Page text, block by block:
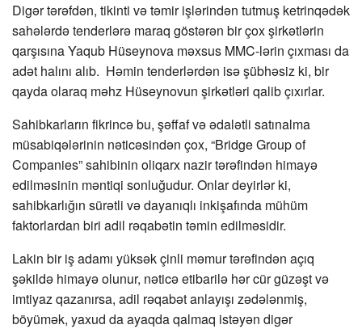
Digər tərəfdən, tikinti və təmir işlərindən tutmuş ketrinqədək
sahələrdə tenderlərə maraq göstərən bir çox şirkətlərin
qarşısına Yaqub Hüseynova məxsus MMC-lərin çıxması da
adət halını alıb. Həmin tenderlərdən isə şübhəsiz ki, bir
qayda olaraq məhz Hüseynovun şirkətləri qalib çıxırlar.
Sahibkarların fikrincə bu, şəffaf və ədalətli satınalma
müsabiqələrinin nəticəsindən çox, “Bridge Group of
Companies” sahibinin oliqarx nazir tərəfindən himayə
edilməsinin məntiqi sonluğudur. Onlar deyirlər ki,
sahibkarlığın sürətli və dayanıqlı inkişafında mühüm
faktorlardan biri adil rəqabətin təmin edilməsidir.
Lakin bir iş adamı yüksək çinli məmur tərəfindən açıq
şəkildə himayə olunur, nəticə etibarilə hər cür güzəşt və
imtiyaz qazanırsa, adil rəqabət anlayışı zədələnmiş,
böyümək, yaxud da ayaqda qalmaq istəyən digər